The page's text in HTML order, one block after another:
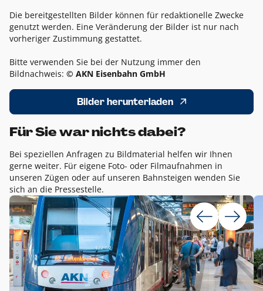
Die bereitgestellten Bilder können für redaktionelle Zwecke
genutzt werden. Eine Veränderung der Bilder ist nur nach
vorheriger Zustimmung gestattet.
Bitte verwenden Sie bei der Nutzung immer den
Bildnachweis: © AKN Eisenbahn GmbH
Bilder herunterladen
Für Sie war nichts dabei?
Bei speziellen Anfragen zu Bildmaterial helfen wir Ihnen
gerne weiter. Für eigene Foto- oder Filmaufnahmen in
unseren Zügen oder auf unseren Bahnsteigen wenden Sie
sich an die Pressestelle.